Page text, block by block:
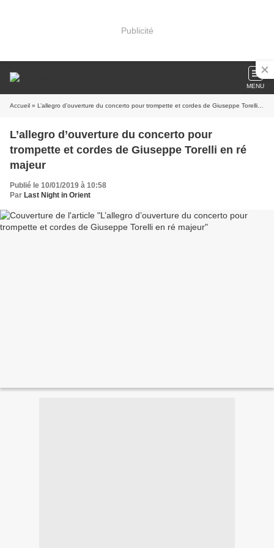
Publicité
MENU
Accueil » L’allegro d’ouverture du concerto pour trompette et cordes de Giuseppe Torelli en ré majeur
L’allegro d’ouverture du concerto pour
trompette et cordes de Giuseppe Torelli en ré
majeur
Publié le 10/01/2019 à 10:58
Par Last Night in Orient